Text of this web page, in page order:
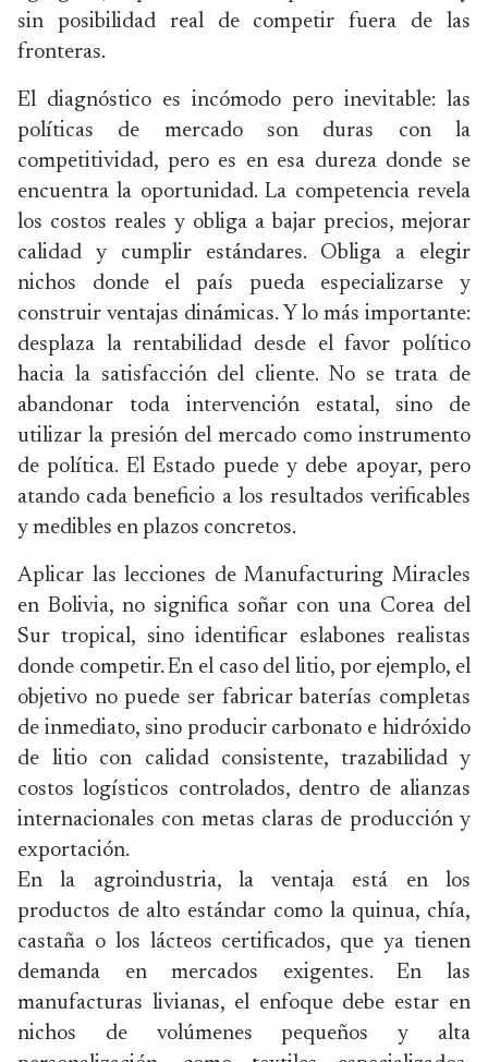
sin posibilidad real de competir fuera de las
fronteras.
El diagnóstico es incómodo pero inevitable: las
políticas de mercado son duras con la
competitividad, pero es en esa dureza donde se
encuentra la oportunidad. La competencia revela
los costos reales y obliga a bajar precios, mejorar
calidad y cumplir estándares. Obliga a elegir
nichos donde el país pueda especializarse y
construir ventajas dinámicas. Y lo más importante:
desplaza la rentabilidad desde el favor político
hacia la satisfacción del cliente. No se trata de
abandonar toda intervención estatal, sino de
utilizar la presión del mercado como instrumento
de política. El Estado puede y debe apoyar, pero
atando cada beneficio a los resultados verificables
y medibles en plazos concretos.
Aplicar las lecciones de Manufacturing Miracles
en Bolivia, no significa soñar con una Corea del
Sur tropical, sino identificar eslabones realistas
donde competir. En el caso del litio, por ejemplo, el
objetivo no puede ser fabricar baterías completas
de inmediato, sino producir carbonato e hidróxido
de litio con calidad consistente, trazabilidad y
costos logísticos controlados, dentro de alianzas
internacionales con metas claras de producción y
exportación.
En la agroindustria, la ventaja está en los
productos de alto estándar como la quinua, chía,
castaña o los lácteos certificados, que ya tienen
demanda en mercados exigentes. En las
manufacturas livianas, el enfoque debe estar en
nichos de volúmenes pequeños y alta